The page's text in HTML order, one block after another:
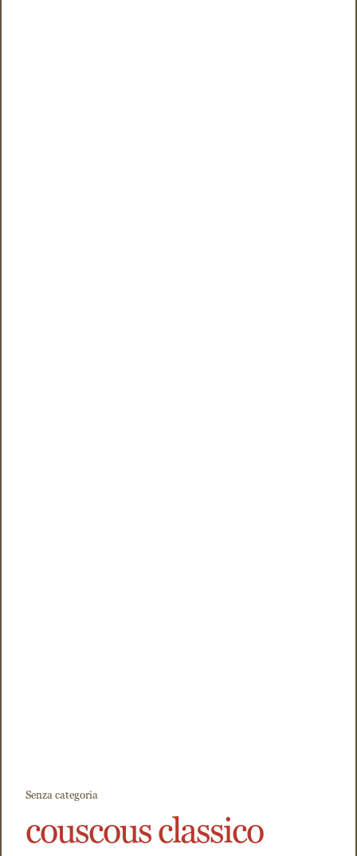
Senza categoria
couscous classico